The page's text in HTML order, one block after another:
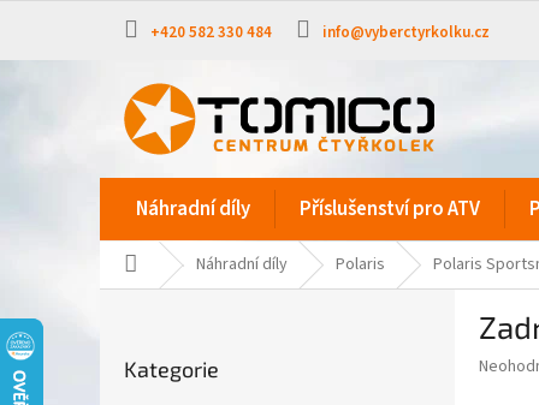
obsah
+420 582 330 484 info@vyberctyrkolku.cz
Náhradní díly Příslušenství pro ATV
Domů Náhradní díly Polaris Polaris
kategorie
Kategorie